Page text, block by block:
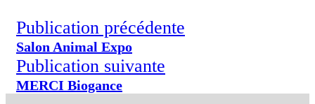
Publication précédente
Salon Animal Expo
Publication suivante
MERCI Biogance